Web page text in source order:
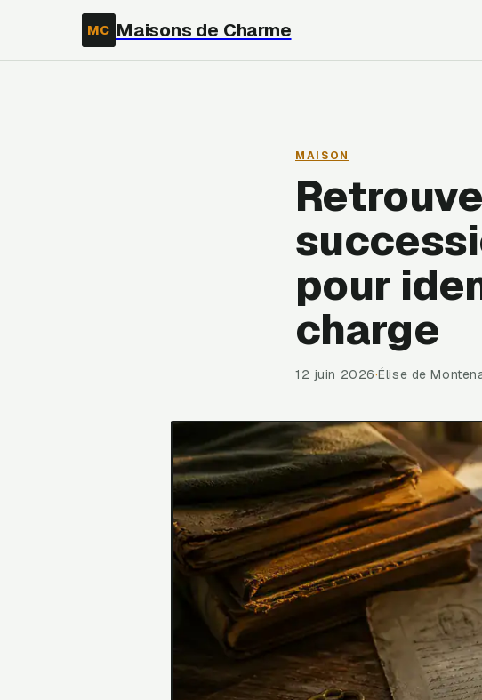
MC Maisons de Charme
MAISON
pour
charge
12 juin 2026·Élise de